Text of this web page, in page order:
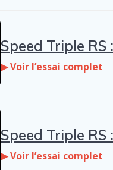
Speed Triple
▶ Voir l’essai complet
Speed Triple
▶ Voir l’essai complet